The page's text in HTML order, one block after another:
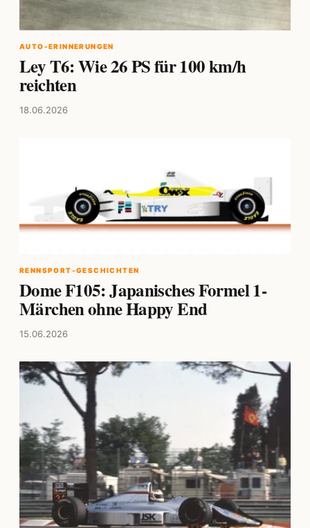
AUTO-ERINNERUNGEN
Ley T6: Wie 26 PS für 100 km/h
reichten
18.06.2026
RENNSPORT-GESCHICHTEN
Dome F105: Japanisches Formel 1-
Märchen ohne Happy End
15.06.2026